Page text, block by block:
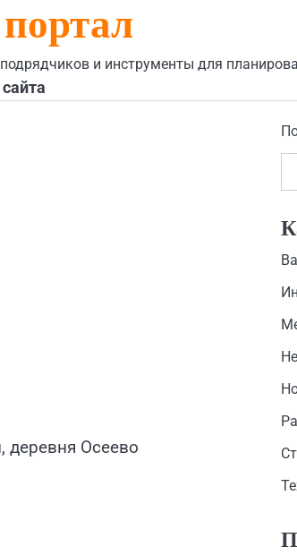
и инструменты для
деревня Осеево